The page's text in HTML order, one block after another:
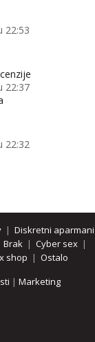
22:53
22:37
22:32
| Diskretni aparmani
Brak | Cyber sex |
shop | Ostalo
| Marketing